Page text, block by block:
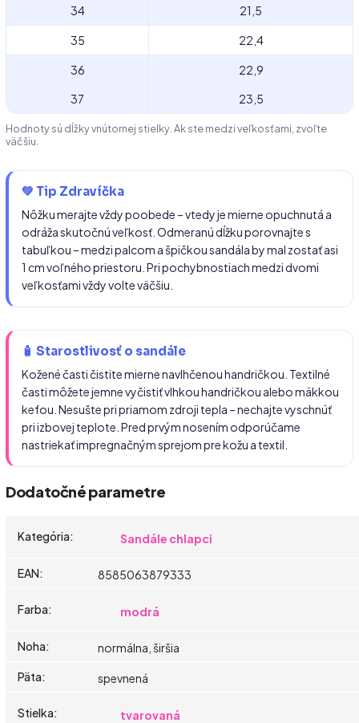
34 21,5
35 22,4
36
22,9
37
23,5
Hodnoty sú dĺžky vnútornej stielky. Ak ste medzi veľkosťami, zvoľte
väčšiu.
💚 Tip Zdravíčka
Nôžku merajte vždy poobede – vtedy je mierne opuchnutá a
odráža skutočnú veľkosť. Odmeranú dĺžku porovnajte s
tabuľkou – medzi palcom a špičkou sandála by mal zostať asi
1 cm voľného priestoru. Pri pochybnostiach medzi dvomi
veľkosťami vždy volte väčšiu.
🧴 Starostlivosť o sandále
Kožené časti čistite mierne navlhčenou handričkou. Textilné
časti môžete jemne vyčistiť vlhkou handričkou alebo mäkkou
kefou. Nesušte pri priamom zdroji tepla – nechajte vyschnúť
pri izbovej teplote. Pred prvým nosením odporúčame
nastriekať impregnačným sprejom pre kožu a textil.
Dodatočné parametre
Kategória: Sandále chlapci
EAN: 8585063879333
Farba: modrá
Noha:
normálna, širšia
Päta: spevnená
Stielka: tvarovaná